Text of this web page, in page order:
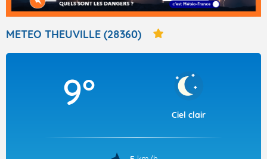
TOUS LES RÉSULTATS
Articles
METEO THEUVILLE (28360)
9°
Ciel clair